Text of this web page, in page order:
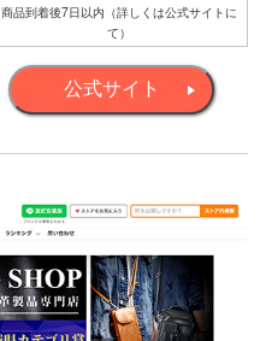
商品到着後7日以内（詳しくは公式サイトに
て）
公式サイト